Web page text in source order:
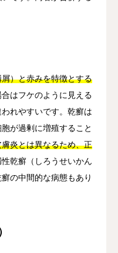
）と赤みを特徴とする
はフケのように見える
れやすいです。乾癬は
が過剰に増殖すること
炎とは異なるため、正
乾癬（しろうせいかん
の中間的な病態もあり